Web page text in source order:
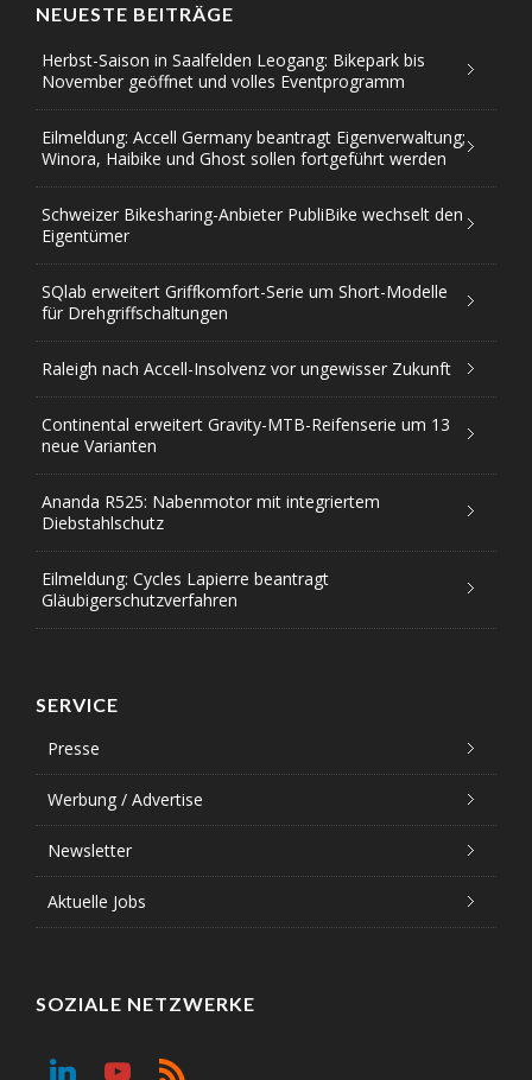
NEUESTE BEITRÄGE
Herbst-Saison in Saalfelden Leogang: Bikepark bis
November geöffnet und volles Eventprogramm
Eilmeldung: Accell Germany beantragt Eigenverwaltung;
Winora, Haibike und Ghost sollen fortgeführt werden
Schweizer Bikesharing-Anbieter PubliBike wechselt den
Eigentümer
SQlab erweitert Griffkomfort-Serie um Short-Modelle
für Drehgriffschaltungen
Raleigh nach Accell-Insolvenz vor ungewisser Zukunft
Continental erweitert Gravity-MTB-Reifenserie um 13
neue Varianten
Ananda R525: Nabenmotor mit integriertem
Diebstahlschutz
Eilmeldung: Cycles Lapierre beantragt
Gläubigerschutzverfahren
SERVICE
Presse
Werbung / Advertise
Newsletter
Aktuelle Jobs
SOZIALE NETZWERKE